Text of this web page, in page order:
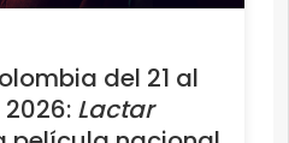
del 21 al
Lactar